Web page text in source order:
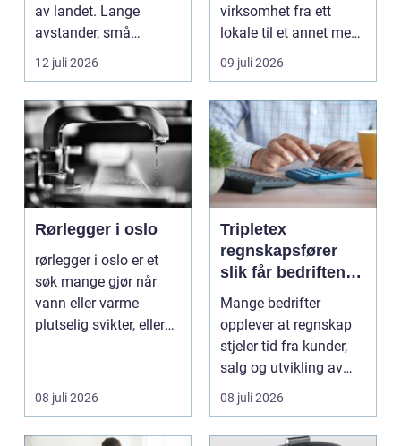
av landet. Lange
avstander, små
lokalsamfunn, sterk
tilkn...
12 juli 2026
virksomhet fra ett
lokale til et annet med
minst mulig...
09 juli 2026
Rørlegger i oslo
rørlegger i oslo er et
søk mange gjør når
vann eller varme
plutselig svikter, eller
08 juli 2026
Tripletex
regnskapsfører
slik får bedriften
mer ut av
regnskapet
Mange bedrifter
opplever at regnskap
stjeler tid fra kunder,
salg og utvikling av
virksomheten. Samt...
08 juli 2026